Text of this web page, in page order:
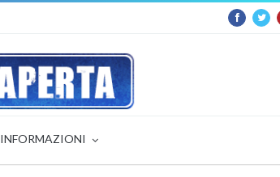
INFORMAZIONI